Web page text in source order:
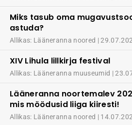
Miks tasub oma
astuda?
Allikas: Lääneranna noored
XIV Lihula lillkirja festival
Allikas: Lääneranna muuseumid
Lääneranna noortemalev
mis möödusid liiga kiiresti!
Allikas: Lääneranna noored